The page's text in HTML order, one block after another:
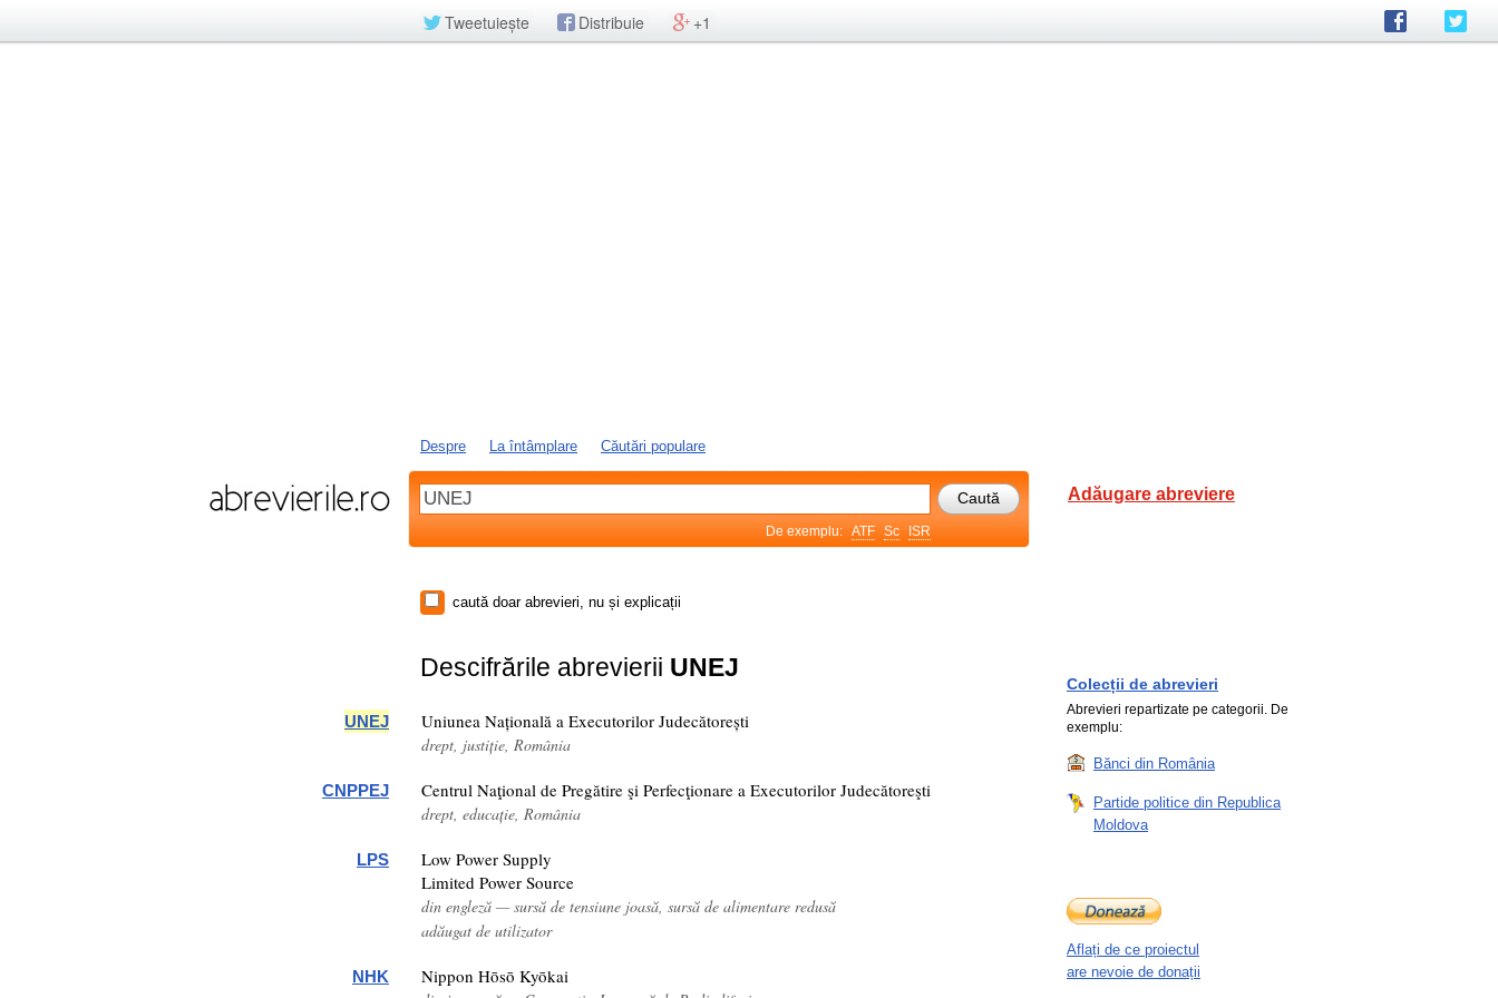
Tweetuiește Distribuie +1
Despre La întâmplare Căutări populare
De exemplu: ATF Sc ISR
Adăugare abreviere
caută doar abrevieri, nu și explicații
Descifrările abrevierii UNEJ
UNEJ Uniunea Națională a Executorilor Judecătorești
drept, justiție, România
CNPPEJ Centrul Naţional de Pregătire şi Perfecţionare a Executorilor Judecătoreşti
drept, educație, România
LPS
Low Power Supply
Limited Power Source
din engleză — sursă de tensiune joasă, sursă de alimentare redusă
adăugat de utilizator
NHK Nippon Hōsō Kyōkai
Colecții de abrevieri
Abrevieri repartizate pe categorii. De
exemplu:
Bănci din România
Partide politice din Republica
Moldova
Aflați de ce proiectul
are nevoie de donații